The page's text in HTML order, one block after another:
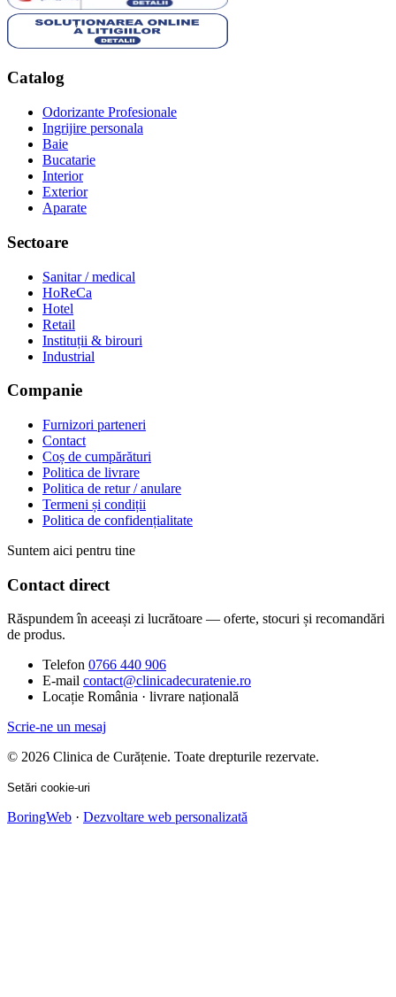
Catalog
Odorizante Profesionale
Ingrijire personala
Baie
Bucatarie
Interior
Exterior
Aparate
Sectoare
Sanitar / medical
HoReCa
Hotel
Retail
Instituții & birouri
Industrial
Companie
Furnizori parteneri
Contact
Coș de cumpărături
Politica de livrare
Politica de retur / anulare
Termeni și condiții
Politica de confidențialitate
Suntem aici pentru tine
Contact direct
Răspundem în aceeași zi lucrătoare — oferte, stocuri și recomandări
de produs.
Telefon 0766 440 906
E-mail contact@clinicadecuratenie.ro
Locație România · livrare națională
Scrie-ne un mesaj
© 2026 Clinica de Curățenie. Toate drepturile rezervate.
Setări cookie-uri
BoringWeb · Dezvoltare web personalizată